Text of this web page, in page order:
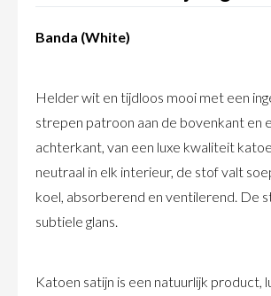
Banda (White)
Helder wit en tijdloos mooi met een
strepen patroon aan de bovenkant en
achterkant, van een luxe kwaliteit
neutraal in elk interieur, de stof valt
koel, absorberend en ventilerend. De
subtiele glans.
Katoen satijn is een natuurlijk product,